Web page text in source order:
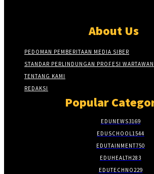
About Us
PEDOMAN PEMBERITAAN MEDIA SIBER
STANDAR PERLINDUNGAN PROFESI WARTAWAN
TENTANG KAMI
REDAKSI
Popular
EDUNEWS3169
EDUSCHOOL1544
EDUTAINMENT750
EDUHEALTH283
EDUTECHNO229